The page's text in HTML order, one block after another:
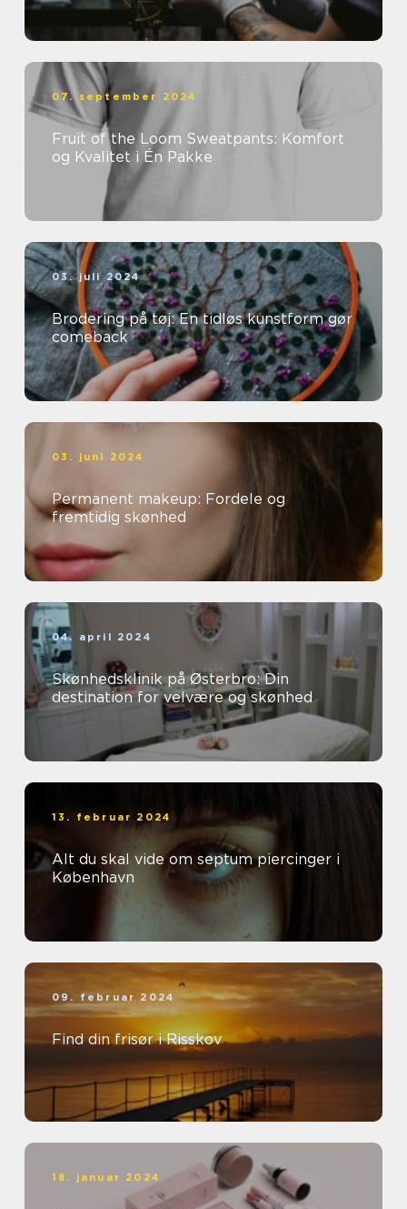
07. september 2024
Fruit of the Loom Sweatpants: Komfort
og Kvalitet i Én Pakke
03. juli 2024
Brodering på tøj: En tidløs kunstform gør
comeback
03. juni 2024
Permanent makeup: Fordele og
fremtidig skønhed
04. april 2024
Skønhedsklinik på Østerbro: Din
destination for velvære og skønhed
13. februar 2024
Alt du skal vide om septum piercinger i
København
09. februar 2024
Find din frisør i Risskov
18. januar 2024